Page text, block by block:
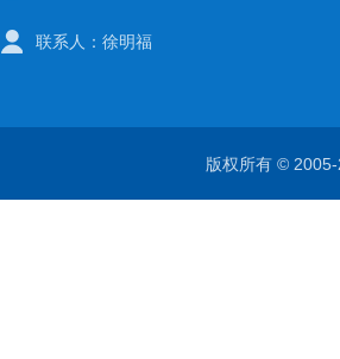
联系人：徐明福
版权所有 ©